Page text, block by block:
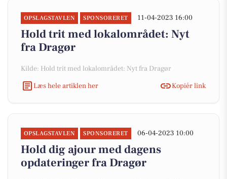
OPSLAGSTAVLEN SPONSORERET 11-04-2023 16:00
Hold trit med lokalområdet: Nyt
fra Dragør
Kilde: Hold trit med lokalområdet: Nyt fra Dragør
Læs hele artiklen her
Kopiér link
OPSLAGSTAVLEN SPONSORERET 06-04-2023 10:00
Hold dig ajour med dagens
opdateringer fra Dragør